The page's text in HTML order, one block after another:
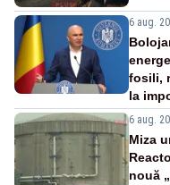
6 aug.
fosili,
la
6 aug.
Miza
nouă